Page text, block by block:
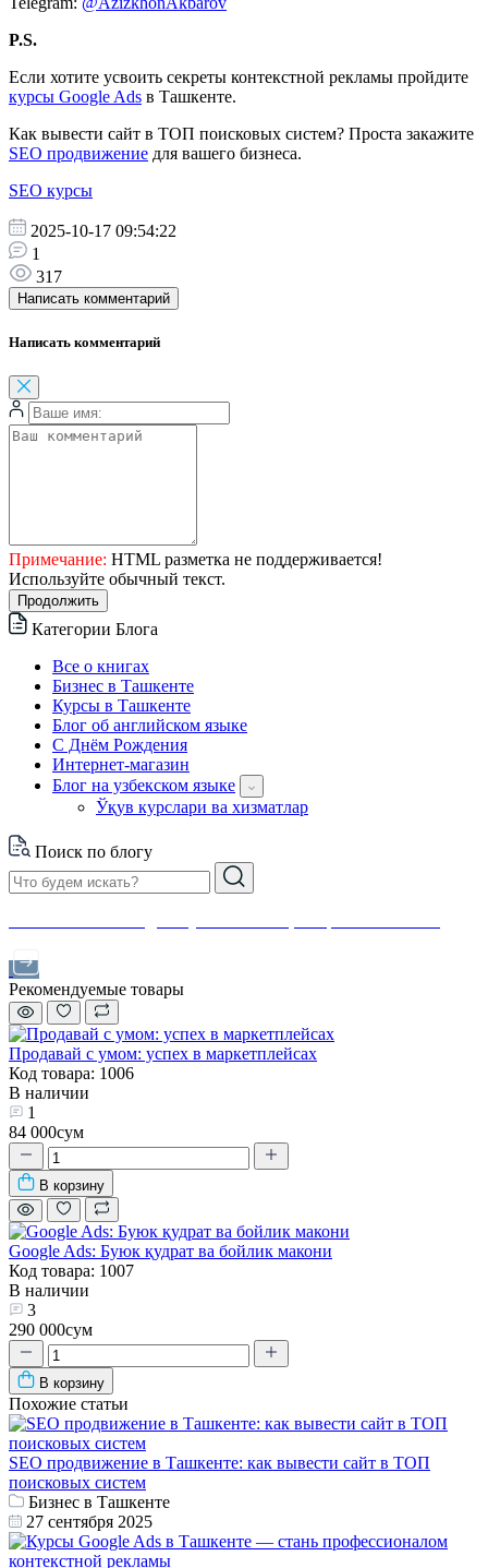
P.S.
Если хотите усвоить секреты контекстной рекламы пройдите
курсы Google Ads в Ташкенте.
Как вывести сайт в ТОП поисковых систем? Проста закажите
SEO продвижение для вашего бизнеса.
SEO курсы
2025-10-17 09:54:22
1
317
Написать комментарий
Написать комментарий
Примечание: HTML разметка не поддерживается!
Используйте обычный текст.
Продолжить
Категории Блога
Все о книгах
Бизнес в Ташкенте
Курсы в Ташкенте
Блог об английском языке
С Днём Рождения
Интернет-магазин
Блог на узбекском языке
Ўқув курслари ва хизматлар
Поиск по блогу
Рекомендуемые товары
Продавай с умом: успех в маркетплейсах
Код товара: 1006
В наличии
1
84 000сум
В корзину
Google Ads: Буюк қудрат ва бойлик макони
Код товара: 1007
В наличии
3
290 000сум
В корзину
Похожие статьи
SEO продвижение в Ташкенте: как вывести сайт в ТОП
поисковых систем
Бизнес в Ташкенте
27 сентября 2025